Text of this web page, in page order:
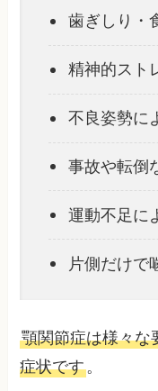
歯ぎしり・
精神的スト
不良姿勢に
事故や転倒
運動不足に
片側だけで
顎関節症は様々な
症状です。